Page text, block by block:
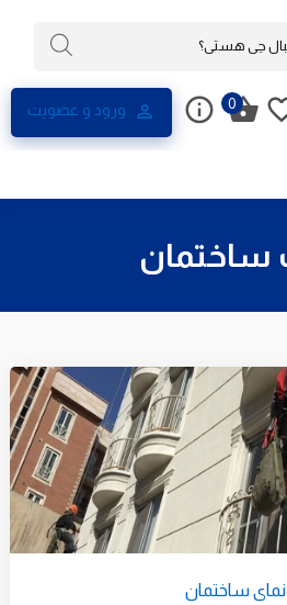
ورود و عضویت 0
ساختمان
ساختمان